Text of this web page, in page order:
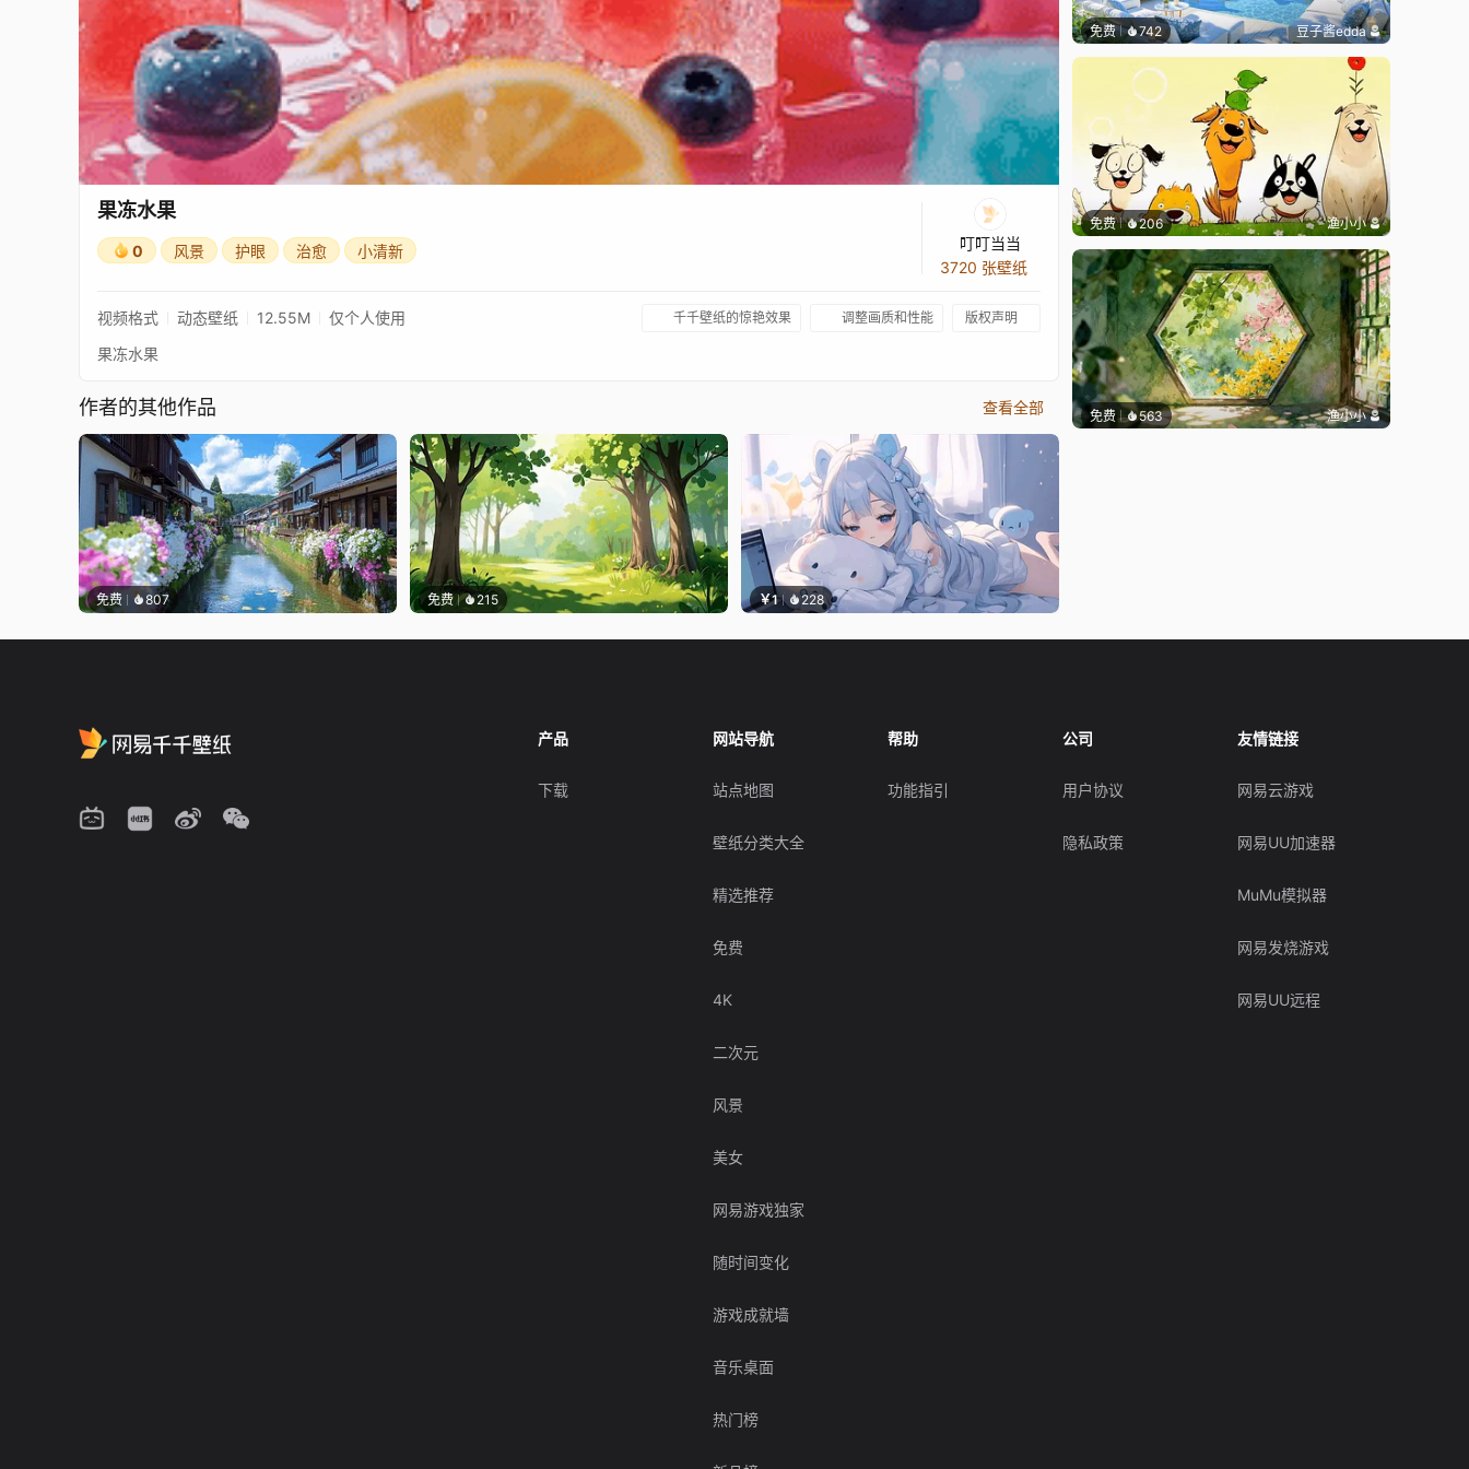
果冻水果
0 风景 护眼 治愈 小清新
叮叮当当
3720 张壁纸
视频格式 动态壁纸 12.55M 仅个人使用 千千壁纸的惊艳效果 调整画质和性能 版权声明
果冻水果
作者的其他作品 查看全部
免费 807 免费 215 ￥1 228
免费 742 豆子酱edda
免费 206 渔小小
免费 563 渔小小
产品
下载
网站导航
站点地图
壁纸分类大全
精选推荐
免费
4K
二次元
风景
美女
网易游戏独家
随时间变化
游戏成就墙
音乐桌面
热门榜
帮助
功能指引
公司
用户协议
隐私政策
友情链接
网易云游戏
网易UU加速器
MuMu模拟器
网易发烧游戏
网易UU远程